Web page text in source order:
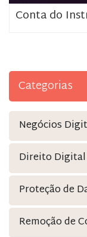
Conta do
Categorias
Negócios
Direito
Proteção de
Remoção de